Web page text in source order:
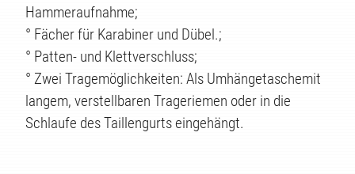
Hammeraufnahme;
° Fächer für Karabiner und Dübel.;
° Patten- und Klettverschluss;
° Zwei Tragemöglichkeiten: Als Umhängetaschemit
langem, verstellbaren Trageriemen oder in die
Schlaufe des Taillengurts eingehängt.